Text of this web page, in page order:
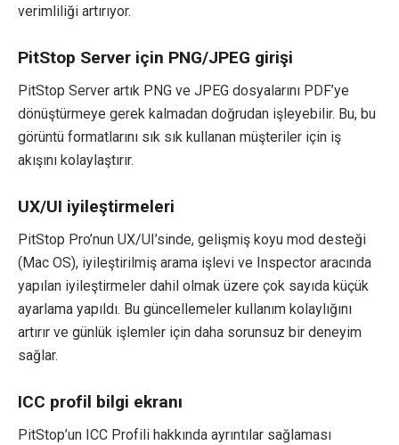
verimliliği artırıyor.
PitStop Server için PNG/JPEG girişi
PitStop Server artık PNG ve JPEG dosyalarını PDF’ye
dönüştürmeye gerek kalmadan doğrudan işleyebilir. Bu, bu
görüntü formatlarını sık sık kullanan müşteriler için iş
akışını kolaylaştırır.
UX/UI iyileştirmeleri
PitStop Pro’nun UX/UI’sinde, gelişmiş koyu mod desteği
(Mac OS), iyileştirilmiş arama işlevi ve Inspector aracında
yapılan iyileştirmeler dahil olmak üzere çok sayıda küçük
ayarlama yapıldı. Bu güncellemeler kullanım kolaylığını
artırır ve günlük işlemler için daha sorunsuz bir deneyim
sağlar.
ICC profil bilgi ekranı
PitStop’un ICC Profili hakkında ayrıntılar sağlaması